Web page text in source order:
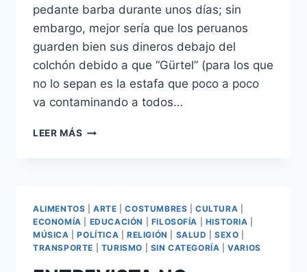
pedante barba durante unos días; sin
embargo, mejor sería que los peruanos
guarden bien sus dineros debajo del
colchón debido a que “Gürtel” (para los que
no lo sepan es la estafa que poco a poco
va contaminando a todos…
LEER MÁS ¡RAJOY
ALIMENTOS |ARTE |COSTUMBRES |CULTURA
ECONOMÍA
EDUCACIÓN FILOSOFÍA HISTORIA
MÚSICA |POLÍTICA RELIGIÓN SALUD |SEXO
TRANSPORTE
TURISMO SIN CATEGORÍA |VARIOS